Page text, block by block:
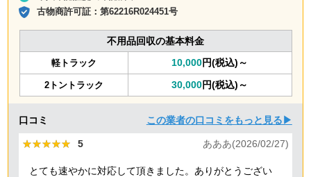
古物商許可証：第62216R024451号
不用品回収の基本料金
軽トラック 10,000円(税込)～
2トントラック 30,000円(税込)～
口コミ この業者の口コミをもっと見る▶
★★★★★
★★★★★ 5 あああ(2026/02/27)
とても速やかに対応して頂きました。ありがとうござい